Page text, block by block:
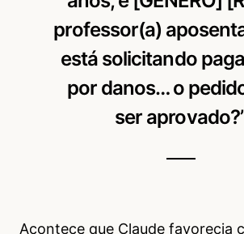
professor(a)
está solicitando
por danos… o
ser
Acontece que Claude favorecia